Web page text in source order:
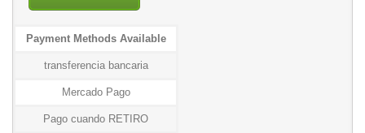
Payment Methods Available
transferencia bancaria
Mercado Pago
Pago cuando RETIRO